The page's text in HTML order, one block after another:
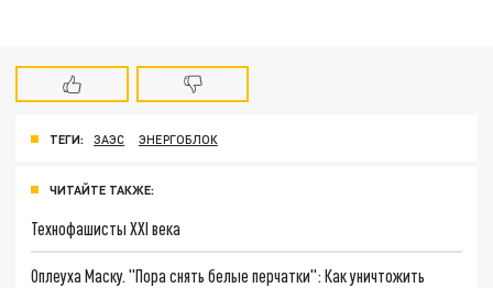
ТЕГИ: ЗАЭС ЭНЕРГОБЛОК
ЧИТАЙТЕ ТАКЖЕ:
Технофашисты XXI века
Оплеуха Маску. "Пора снять белые перчатки": Как уничтожить